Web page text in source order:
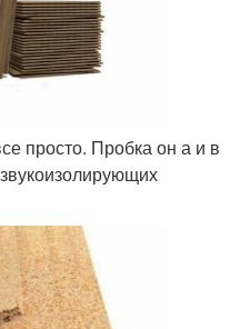
просто. Пробка он а и в